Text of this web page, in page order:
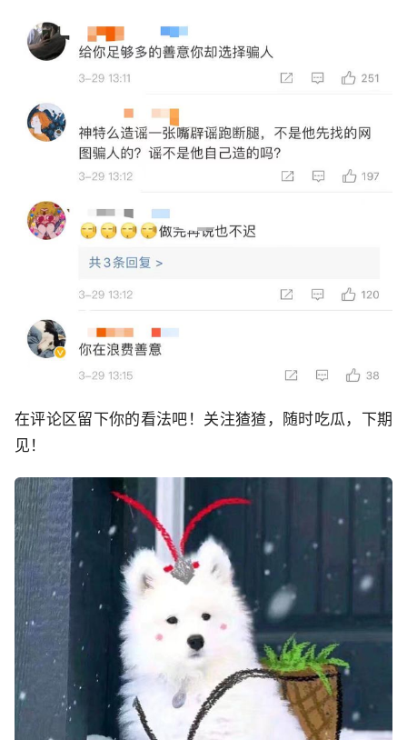
在评论区留下你的看法吧！关注猹猹，随时吃瓜，下期
见！